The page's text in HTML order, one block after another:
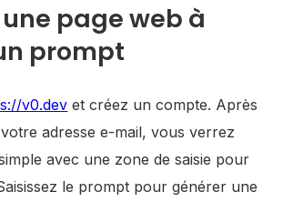
page web à
prompt
v0.dev et créez un compte. Après
adresse e-mail, vous verrez
avec une zone de saisie pour
le prompt pour générer une